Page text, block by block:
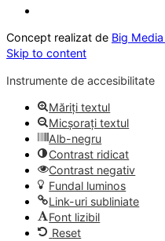
Concept realizat de Big
Skip to content
Instrumente de accesibilitate
Măriți textul
Micșorați textul
Alb-negru
Contrast ridicat
Contrast negativ
Fundal luminos
Link-uri subliniate
Font lizibil
Reset